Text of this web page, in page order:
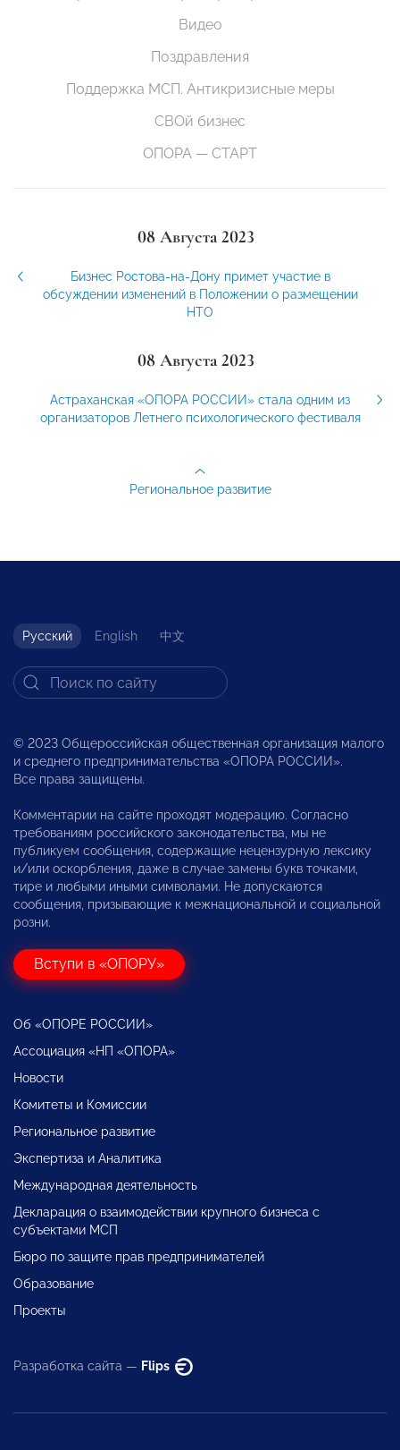
Видео
Поздравления
Поддержка МСП. Антикризисные меры
СВОй бизнес
ОПОРА — СТАРТ
08 Августа 2023
Бизнес Ростова-на-Дону примет участие в
обсуждении изменений в Положении о размещении
НТО
08 Августа 2023
Астраханская «ОПОРА РОССИИ» стала одним из
организаторов Летнего психологического фестиваля
Региональное развитие
Русский English 中文
© 2023 Общероссийская общественная организация малого
и среднего предпринимательства «ОПОРА РОССИИ».
Все права защищены.
Комментарии на сайте проходят модерацию. Согласно
требованиям российского законодательства, мы не
публикуем сообщения, содержащие нецензурную лексику
и/или оскорбления, даже в случае замены букв точками,
тире и любыми иными символами. Не допускаются
сообщения, призывающие к межнациональной и социальной
розни.
Вступи в «ОПОРУ»
Об «ОПОРЕ РОССИИ»
Ассоциация «НП «ОПОРА»
Новости
Комитеты и Комиссии
Региональное развитие
Экспертиза и Аналитика
Международная деятельность
Декларация о взаимодействии крупного бизнеса с
субъектами МСП
Бюро по защите прав предпринимателей
Образование
Проекты
Разработка сайта — Flips